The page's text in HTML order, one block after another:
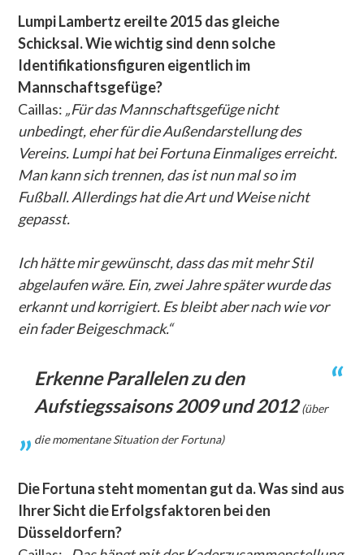
Lumpi Lambertz ereilte 2015 das gleiche
Schicksal. Wie wichtig sind denn solche
Identifikationsfiguren eigentlich im
Mannschaftsgefüge?
Caillas: „Für das Mannschaftsgefüge nicht
unbedingt, eher für die Außendarstellung des
Vereins. Lumpi hat bei Fortuna Einmaliges erreicht.
Man kann sich trennen, das ist nun mal so im
Fußball. Allerdings hat die Art und Weise nicht
gepasst.
Ich hätte mir gewünscht, dass das mit mehr Stil
abgelaufen wäre. Ein, zwei Jahre später wurde das
erkannt und korrigiert. Es bleibt aber nach wie vor
ein fader Beigeschmack.“
Erkenne Parallelen zu den
Aufstiegssaisons 2009 und 2012(über
die momentane Situation der Fortuna)
Die Fortuna steht momentan gut da. Was sind aus
Ihrer Sicht die Erfolgsfaktoren bei den
Düsseldorfern?